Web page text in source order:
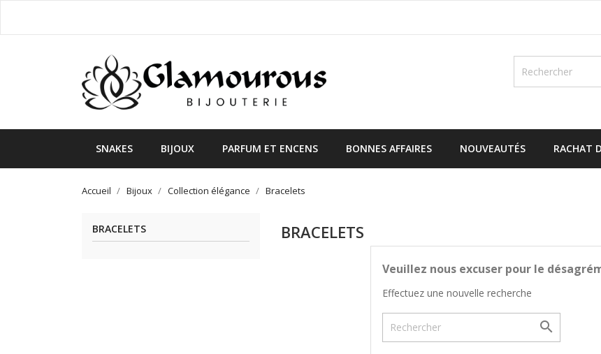
SNAKES BIJOUX PARFUM ET ENCENS BONNES AFFAIRES NOUVEAUTÉS RACHAT
Accueil Bijoux Collection élégance Bracelets
BRACELETS BRACELETS
Veuillez nous excuser pour le
Effectuez une nouvelle recherche
